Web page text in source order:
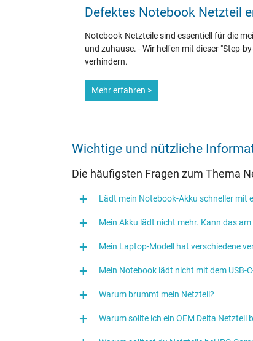
Prüfsiegel
Kategorisierung
Kategorie
Verwendung
Defektes Notebook Netzteil
Notebook-Netzteile sind essentiell für die
und zuhause. - Wir helfen mit dieser "Step-
verhindern.
Mehr erfahren >
Wichtige und nützliche
Die häufigsten Fragen zum Thema
Lädt mein Notebook-Akku schneller mit
Mein Akku lädt nicht mehr. Kann das am
Mein Laptop-Modell hat verschiedene
Mein Notebook lädt nicht mit dem USB-
Warum brummt mein Netzteil?
Warum sollte ich ein OEM Delta Netzteil